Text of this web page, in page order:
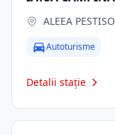
ALEEA
Autoturisme
Detalii stație